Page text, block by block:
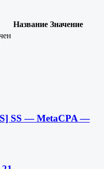
Название Значение
SS — MetaCPA —